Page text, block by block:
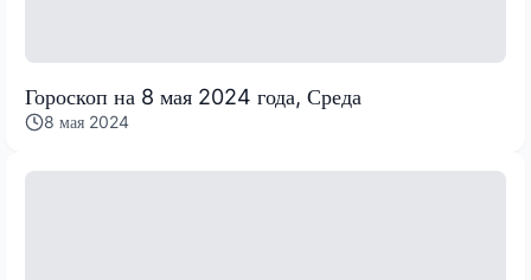
Гороскоп на 8 мая 2024 года, Среда
8 мая 2024